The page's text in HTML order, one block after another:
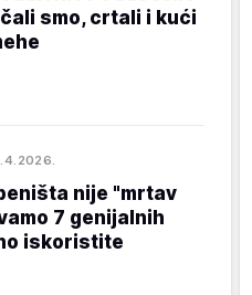
smo, crtali i kući
nije "mrtav
7 genijalnih
iskoristite